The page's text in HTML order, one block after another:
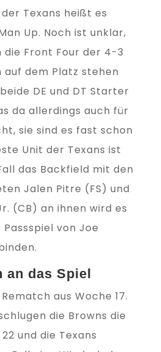
Texans heißt es
Up. Noch ist unklar,
die Front Four der 4-3
auf dem Platz stehen
DE und DT Starter
da allerdings auch für
sie sind es fast schon
Unit der Texans ist
das Backfield mit den
Jalen Pitre (FS) und
(CB) an ihnen wird es
von Joe
an das Spiel
aus Woche 17.
die Browns die
und die Texans